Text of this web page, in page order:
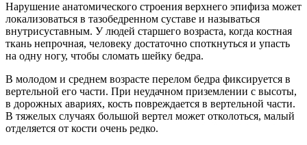
Нарушение анатомического строения верхнего эпифиза может
локализоваться в тазобедренном суставе и называться
внутрисуставным. У людей старшего возраста, когда костная
ткань непрочная, человеку достаточно споткнуться и упасть
на одну ногу, чтобы сломать шейку бедра.
В молодом и среднем возрасте перелом бедра фиксируется в
вертельной его части. При неудачном приземлении с высоты,
в дорожных авариях, кость повреждается в вертельной части.
В тяжелых случаях большой вертел может отколоться, малый
отделяется от кости очень редко.